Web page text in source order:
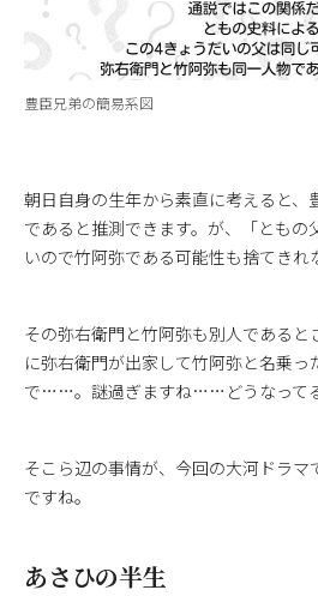
豊臣兄弟の簡易系図
朝日自身の生年から素直に考えると、
であると推測できます。が、「ともの
いので竹阿弥である可能性も捨てきれ
その弥右衛門と竹阿弥も別人であると
に弥右衛門が出家して竹阿弥と名乗っ
で……。謎過ぎますね……どうなってる
そこら辺の事情が、今回の大河ドラ
ですね。
あさひの半生